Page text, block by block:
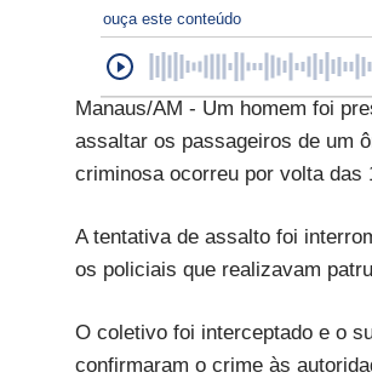
ouça este conteúdo
Manaus/AM - Um homem foi
assaltar os passageiros de um
criminosa ocorreu por volta das
A tentativa de assalto foi
os policiais que realizavam
O coletivo foi interceptado e o
confirmaram o crime às